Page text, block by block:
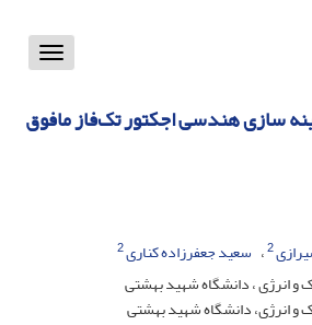
Toggle
سازی هندسی اجکتور تک‌فاز مافوق
2 سعید جعفرزاده کناری2
انرژی ، دانشگاه شهید بهشتی
انرژی، دانشگاه شهید بهشتی